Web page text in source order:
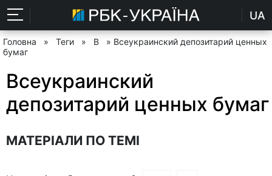
UA
Головна » Теги » В
» Всеукраинский депозитарий ценных
бумаг
Всеукраинский
депозитарий ценных бумаг
МАТЕРІАЛИ ПО ТЕМІ